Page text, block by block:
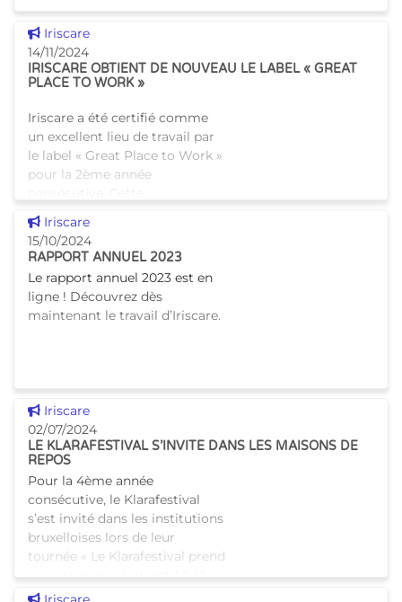
Voir cette news
Iriscare
14/11/2024
IRISCARE OBTIENT DE NOUVEAU LE LABEL « GREAT
PLACE TO WORK »
Iriscare a été certifié comme
un excellent lieu de travail par
le label « Great Place to Work »
pour la 2ème année
reconnaissance témoigne
notre engagement continu
envers
Voir cette news
Iriscare
15/10/2024
RAPPORT ANNUEL 2023
Le rapport annuel 2023 est en
ligne ! Découvrez dès
maintenant le travail d’Iriscare.
Voir cette news
Iriscare
02/07/2024
LE KLARAFESTIVAL S’INVITE DANS LES MAISONS DE
REPOS
Pour la 4ème année
consécutive, le Klarafestival
s’est invité dans les institutions
bruxelloises lors de leur
tournée « Le Klarafestival prend
soin de vous ». L’objectif ? M
Voir cette news